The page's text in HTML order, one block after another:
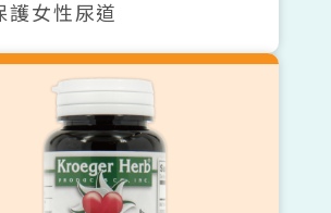
護女性尿道